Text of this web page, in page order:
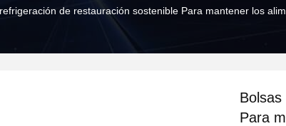
de restauración sostenible Para mantener los
Para